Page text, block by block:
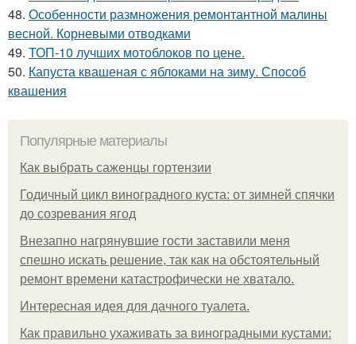
48. Особенности размножения ремонтантной малины
весной. Корневыми отводками
49. ТОП-10 лучших мотоблоков по цене.
50. Капуста квашеная с яблоками на зиму. Способ
квашения
Популярные материалы
Как выбрать саженцы гортензии
Годичный цикл виноградного куста: от зимней спячки
до созревания ягод
Внезапно нагрянувшие гости заставили меня
спешно искать решение, так как на обстоятельный
ремонт времени катастрофически не хватало.
Интересная идея для дачного туалета.
Как правильно ухаживать за виноградными кустами: